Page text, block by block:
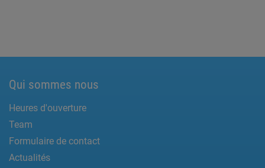
Qui sommes nous
Heures d'ouverture
Team
Formulaire de contact
Actualités